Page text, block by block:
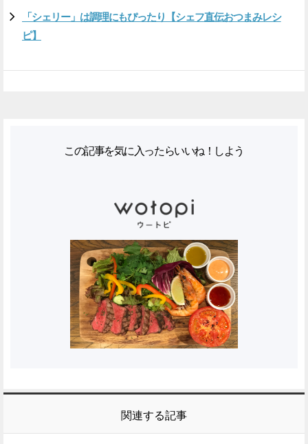
「シェリー」は調理にもぴったり【シェフ直伝おつまみレシ
ピ】
この記事を気に入ったらいいね！しよう
関連する記事